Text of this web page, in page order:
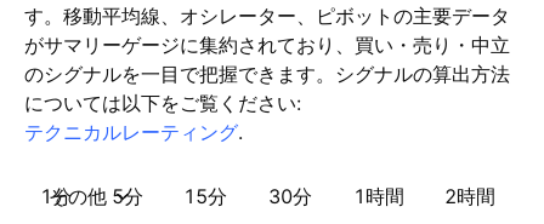
す。移動平均線、オシレーター、ピボットの主要データ
がサマリーゲージに集約されており、買い・売り・中立
のシグナルを一目で把握できます。シグナルの算出方法
については以下をご覧ください:
テクニカルレーティング.
1分 5分 15分 30分 1時間 2時間
その他